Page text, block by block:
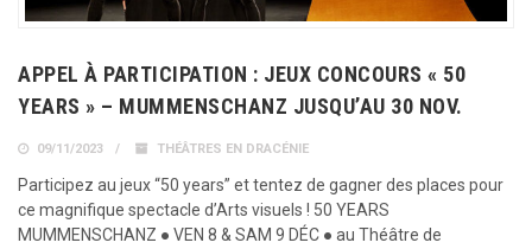
APPEL À PARTICIPATION : JEUX CONCOURS « 50
YEARS » – MUMMENSCHANZ JUSQU’AU 30 NOV.
09/11/2023 THÉÂTRES EN DRACÉNIE
Participez au jeux “50 years” et tentez de gagner des places pour
ce magnifique spectacle d’Arts visuels ! 50 YEARS
MUMMENSCHANZ ● VEN 8 & SAM 9 DÉC ● au Théâtre de